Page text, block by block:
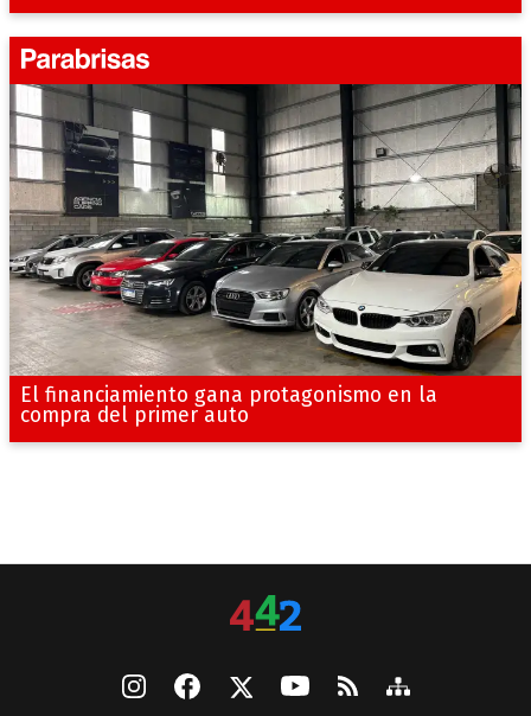
El financiamiento gana protagonismo en la
compra del primer auto